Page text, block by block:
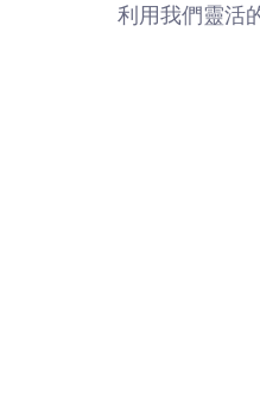
利用我們靈活